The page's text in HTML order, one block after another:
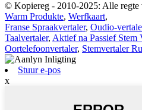
© Kopiereg - 2010-2025: Alle regte
Warm Produkte, Werfkaart,
Franse Spraakvertaler, Oudio-
Taalvertaler, Aktief na Passief Stem
Oortelefoonvertaler, Stemvertaler
Stuur e-pos
x